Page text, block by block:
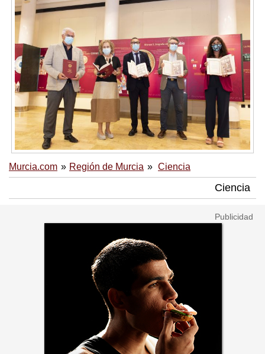
Murcia.com Región de Murcia Ciencia
Ciencia